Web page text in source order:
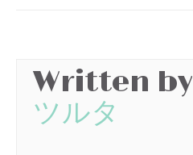
Written by
ツルタ